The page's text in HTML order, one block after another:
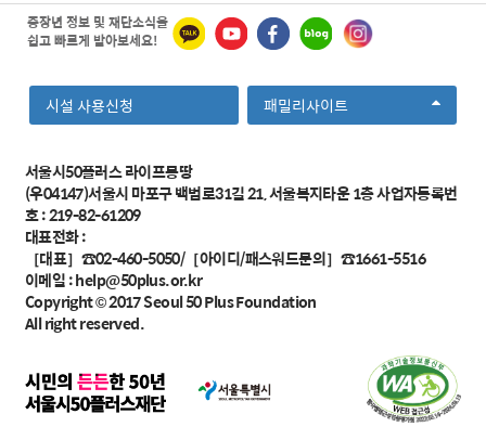
중장년 정보 및 재단소식을
쉽고 빠르게 받아보세요!
시설 사용신청 패밀리사이트선
택
서울시50플러스 라이프몽땅
(우04147)서울시 마포구 백범로31길 21, 서울복지타운 1층 사업자등록번
호 : 219-82-61209
대표전화 :
［대표］☎02-460-5050/［아이디/패스워드문의］☎1661-5516
이메일 :help@50plus.or.kr
Copyright © 2017Seoul 50 Plus Foundation
All right reserved.